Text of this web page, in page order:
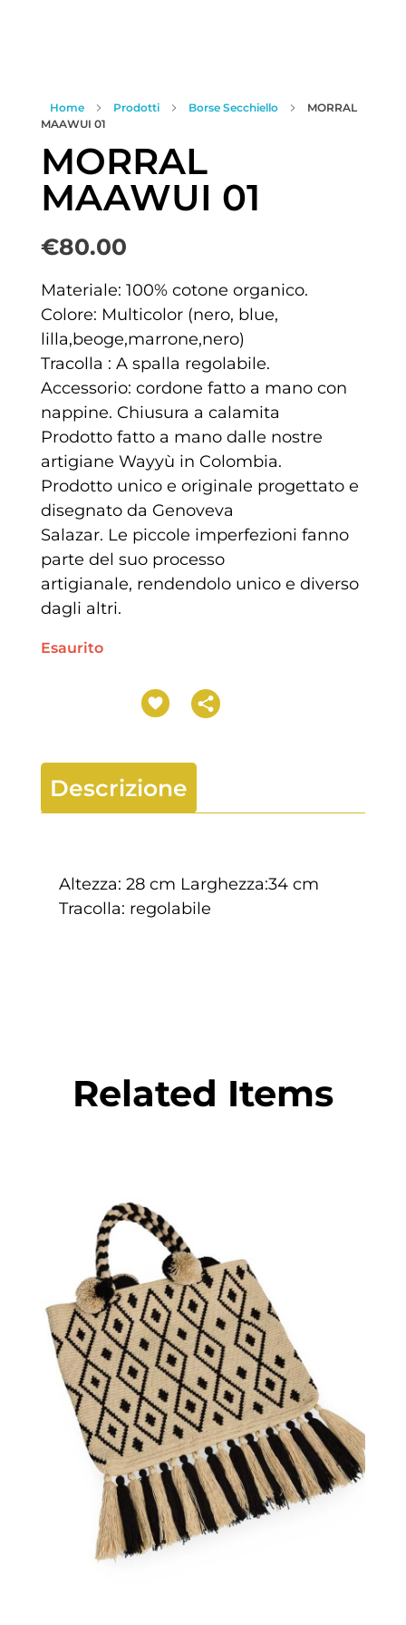
Home Prodotti Borse Secchiello
MORRAL
MAAWUI 01
MORRAL
MAAWUI 01
€80.00
Materiale: 100% cotone organico.
Colore: Multicolor (nero, blue,
lilla,beoge,marrone,nero)
Tracolla : A spalla regolabile.
Accessorio: cordone fatto a mano con
nappine. Chiusura a calamita
Prodotto fatto a mano dalle nostre
artigiane Wayyù in Colombia.
Prodotto unico e originale progettato e
disegnato da Genoveva
Salazar. Le piccole imperfezioni fanno
parte del suo processo
artigianale, rendendolo unico e diverso
dagli altri.
Esaurito
Descrizione
Altezza: 28 cm Larghezza:34 cm
Tracolla: regolabile
Related Items
€85.00
Aggiungi
al carrello